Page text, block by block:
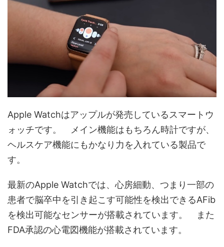
Apple Watchはアップルが発売しているスマートウ
ォッチです。 メイン機能はもちろん時計ですが、
ヘルスケア機能にもかなり力を入れている製品で
す。
最新のApple Watchでは、心房細動、つまり一部の
患者で脳卒中を引き起こす可能性を検出できるAFib
を検出可能なセンサーが搭載されています。 また
FDA承認の心電図機能が搭載されています。